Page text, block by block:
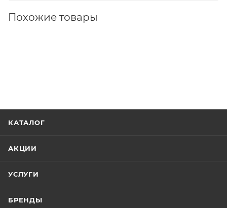
Похожие товары
КАТАЛОГ
АКЦИИ
УСЛУГИ
БРЕНДЫ